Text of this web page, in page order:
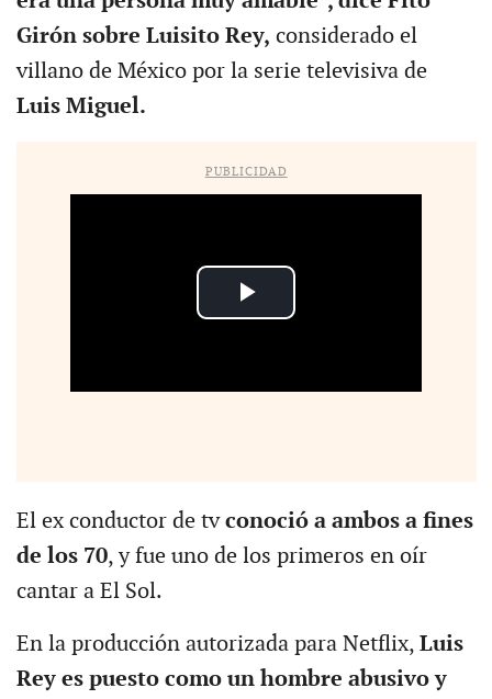
Girón sobre Luisito Rey, considerado el
villano de México por la serie televisiva de
Luis Miguel.
PUBLICIDAD
El ex conductor de tvconoció a ambos a fines
de los 70, y fue uno de los primeros en oír
cantar a El Sol.
En la producción autorizada para Netflix, Luis
Rey es puesto como un hombre abusivo y